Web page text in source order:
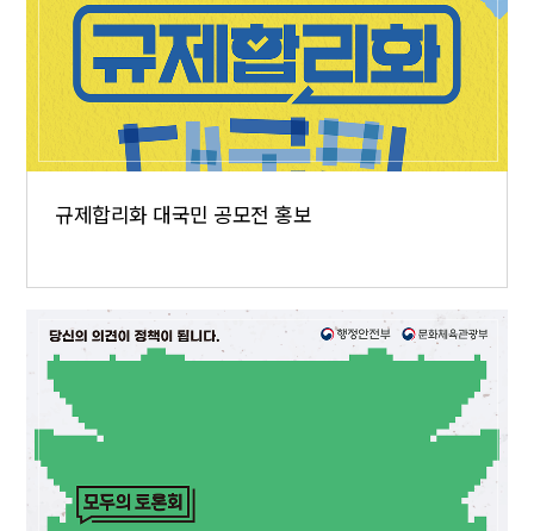
규제합리화 대국민 공모전 홍보